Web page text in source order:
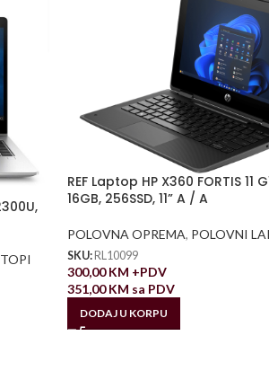
REF Laptop HP X360 FORTIS 11
16GB, 256SSD, 11” A / A
POLOVNA OPREMA, POLOVNI
SKU: RL10099
300,00KM +PDV
351,00KM sa PDV
DODAJ U KORPU